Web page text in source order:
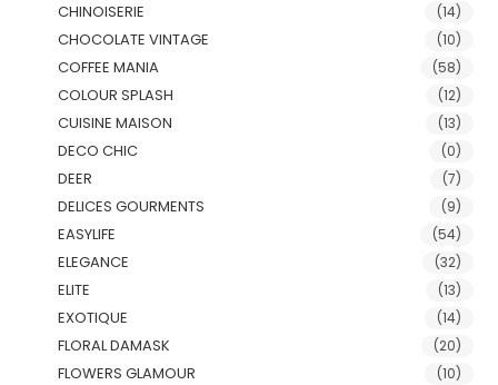
CHINOISERIE (14)
CHOCOLATE VINTAGE (10)
COFFEE MANIA (58)
COLOUR SPLASH (12)
CUISINE MAISON (13)
DECO CHIC (0)
DEER (7)
DELICES GOURMENTS (9)
EASYLIFE (54)
ELEGANCE (32)
ELITE (13)
EXOTIQUE (14)
FLORAL DAMASK (20)
FLOWERS GLAMOUR (10)